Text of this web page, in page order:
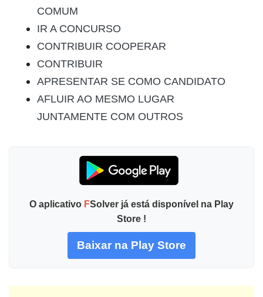
COMUM
IR A CONCURSO
CONTRIBUIR COOPERAR
CONTRIBUIR
APRESENTAR SE COMO CANDIDATO
AFLUIR AO MESMO LUGAR
JUNTAMENTE COM OUTROS
O aplicativo FSolver já está disponível na Play
Store !
Baixar na Play Store